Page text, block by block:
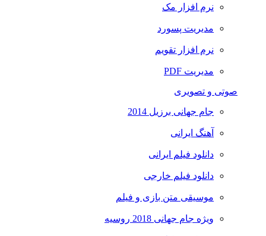
نرم افزار مک
مدیریت پسورد
نرم افزار تقویم
مدیریت PDF
صوتی و تصویری
جام جهانی برزیل 2014
آهنگ ایرانی
دانلود فیلم ایرانی
دانلود فیلم خارجی
موسیقی متن بازی و فیلم
ویژه جام جهانی 2018 روسیه